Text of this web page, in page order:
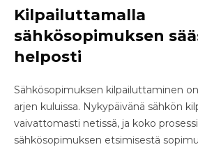
Kilpailuttamalla
sähkösopimuksen
helposti
Sähkösopimuksen kilpailuttaminen
arjen kuluissa. Nykypäivänä sähkön
vaivattomasti netissä, ja koko
sähkösopimuksen etsimisestä